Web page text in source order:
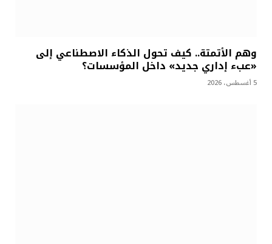
وهم الأتمتة.. كيف تحول الذكاء الاصطناعي إلى
«عبء إداري جديد» داخل المؤسسات؟
5 أغسطس، 2026